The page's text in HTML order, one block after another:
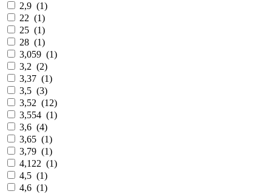
2,9 (1)
22 (1)
25 (1)
28 (1)
3,059 (1)
3,2 (2)
3,37 (1)
3,5 (3)
3,52 (12)
3,554 (1)
3,6 (4)
3,65 (1)
3,79 (1)
4,122 (1)
4,5 (1)
4,6 (1)